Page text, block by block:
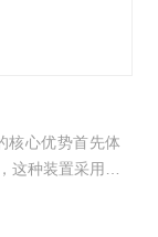
这种装置采用高